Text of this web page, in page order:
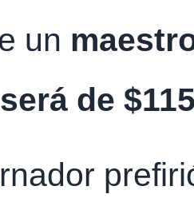
un
de